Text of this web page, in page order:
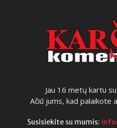
Jau 16 metų kartu
Ačiū jums, kad palaikote
Susisiekite su mumis: